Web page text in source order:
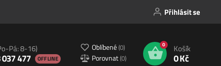
Přihlásit se
Pá: 8-16)
477 OFFLINE
Oblíbené(0)
Porovnat(0)
0 Košík
0 Kč